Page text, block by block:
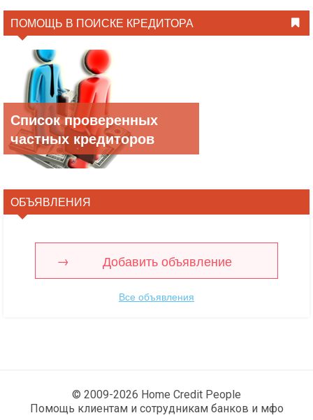
ПОМОЩЬ В ПОИСКЕ КРЕДИТОРА
Список проверенных
частных кредиторов
ОБЪЯВЛЕНИЯ
Добавить объявление
Все объявления
© 2009-2026 Home Credit People
Помощь клиентам и сотрудникам банков и мфо